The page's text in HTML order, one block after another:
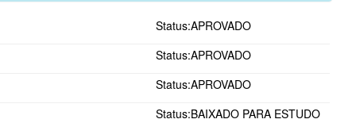
Status:APROVADO
Status:APROVADO
Status:APROVADO
Status:BAIXADO PARA ESTUDO